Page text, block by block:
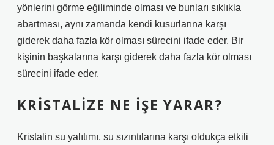
yönlerini görme eğiliminde olması ve bunları sıklıkla
abartması, aynı zamanda kendi kusurlarına karşı
giderek daha fazla kör olması sürecini ifade eder. Bir
kişinin başkalarına karşı giderek daha fazla kör olması
sürecini ifade eder.
KRISTALIZE NE IŞE YARAR?
Kristalin su yalıtımı, su sızıntılarına karşı oldukça etkili